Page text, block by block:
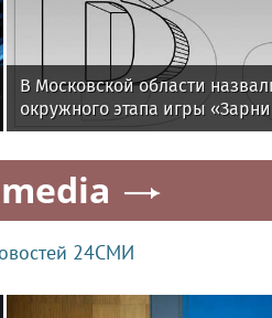
В Московской области
окружного этапа игры
24СМИ